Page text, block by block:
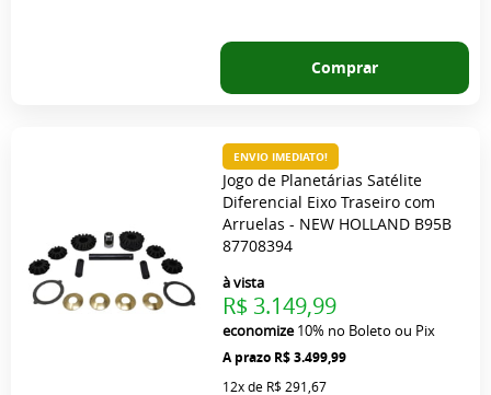
Comprar
Jogo de Planetárias Satélite
Diferencial Eixo Traseiro com
Arruelas - NEW HOLLAND B95B
87708394
R$ 3.499,99
à vista
R$ 3.149,99
economize10% no Boleto ou Pix
12xde R$ 291,67
ENVIO IMEDIATO!